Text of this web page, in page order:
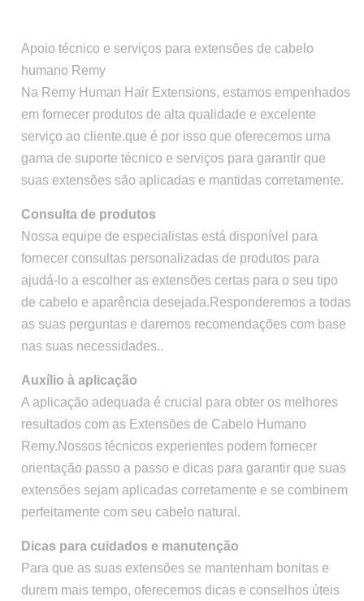
Apoio técnico e serviços para extensões de cabelo
humano Remy
Na Remy Human Hair Extensions, estamos empenhados
em fornecer produtos de alta qualidade e excelente
serviço ao cliente.que é por isso que oferecemos uma
gama de suporte técnico e serviços para garantir que
suas extensões são aplicadas e mantidas corretamente.
Consulta de produtos
Nossa equipe de especialistas está disponível para
fornecer consultas personalizadas de produtos para
ajudá-lo a escolher as extensões certas para o seu tipo
de cabelo e aparência desejada.Responderemos a todas
as suas perguntas e daremos recomendações com base
nas suas necessidades..
Auxílio à aplicação
A aplicação adequada é crucial para obter os melhores
resultados com as Extensões de Cabelo Humano
Remy.Nossos técnicos experientes podem fornecer
orientação passo a passo e dicas para garantir que suas
extensões sejam aplicadas corretamente e se combinem
perfeitamente com seu cabelo natural.
Dicas para cuidados e manutenção
Para que as suas extensões se mantenham bonitas e
durem mais tempo, oferecemos dicas e conselhos úteis